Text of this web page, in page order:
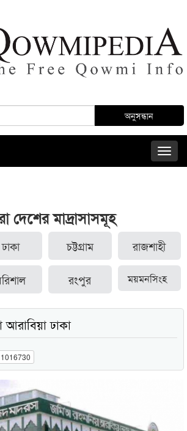
দেশের মাদ্রাসাসমূহ
ঢাকা চট্টগ্রাম রাজশাহী
রংপুর ময়মনসিংহ
আরাবিয়া ঢাকা
1016730